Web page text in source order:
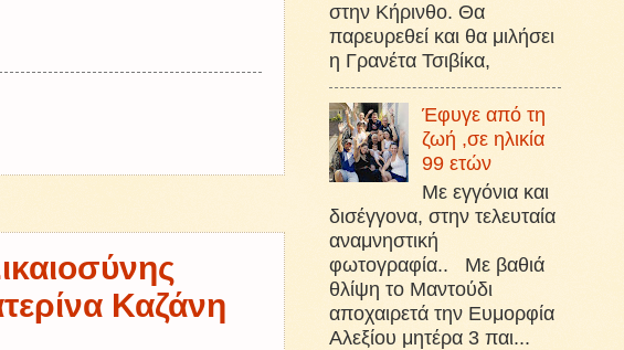
Καζάνη
στην Κήρινθο. Θα
παρευρεθεί και θα μιλήσει
η Γρανέτα Τσιβίκα,
Έφυγε από τη
ζωή ,σε ηλικία
99 ετών
Με εγγόνια και
δισέγγονα, στην τελευταία
αναμνηστική
φωτογραφία.. Με βαθιά
θλίψη το Μαντούδι
αποχαιρετά την Ευμορφία
Αλεξίου μητέρα 3 παι...